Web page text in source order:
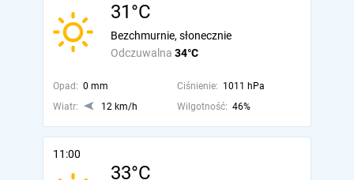
31°C
Odczuwalna 34°C
Bezchmurnie, słonecznie
Opad: 0 mm Ciśnienie: 1011 hPa
Wiatr:
12 km/h Wilgotność: 46%
11:00
33°C